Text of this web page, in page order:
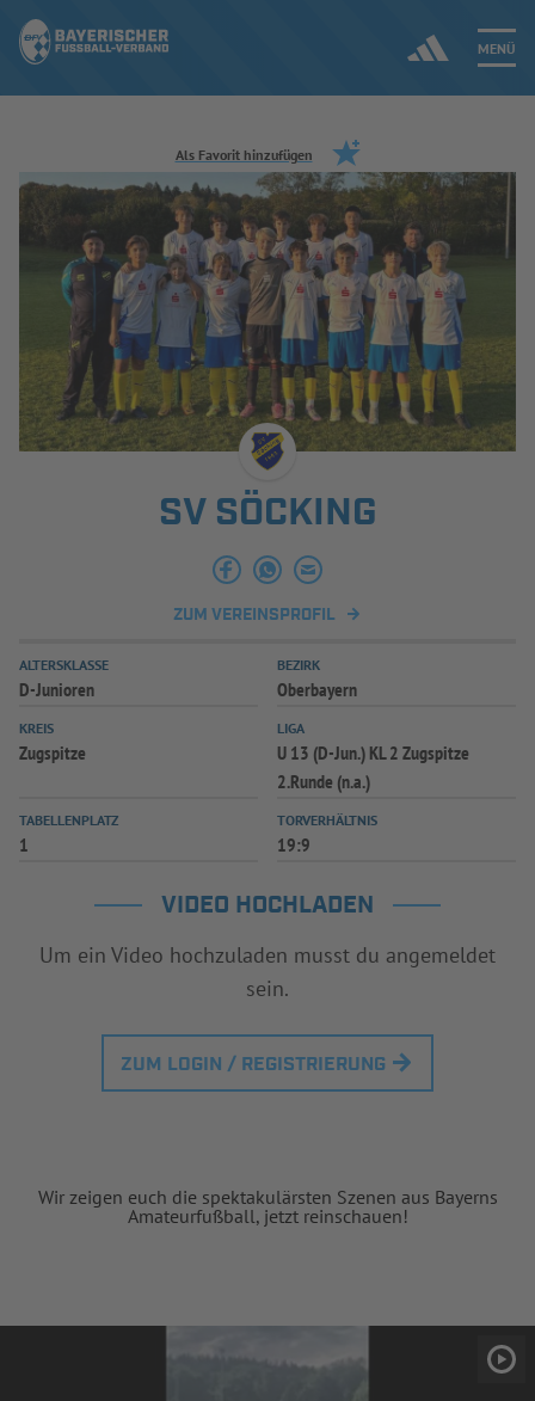
MENÜ
Jetzt einloggen
ERGEBNISSE & WETTBEWERBE
NEUIGKEITEN
SPIELBETRIEB & VERBANDSLEBEN
AUSBILDUNG & FÖRDERUNG
INFOTHEK SPIELPLUS
Als Favorit hinzufügen
SV SÖCKING
ZUM VEREINSPROFIL
ALTERSKLASSE
D-Junioren
BEZIRK
Oberbayern
KREIS
Zugspitze
LIGA
U 13 (D-Jun.) KL 2 Zugspitze
2.Runde (n.a.)
TABELLENPLATZ
1
TORVERHÄLTNIS
19:9
VIDEO HOCHLADEN
Um ein Video hochzuladen musst du angemeldet
sein.
ZUM LOGIN / REGISTRIERUNG
Wir zeigen euch die spektakulärsten Szenen aus Bayerns
Amateurfußball, jetzt reinschauen!